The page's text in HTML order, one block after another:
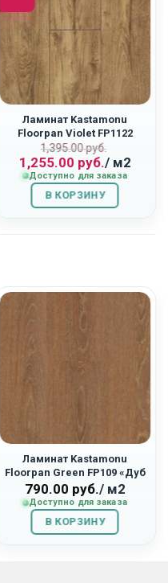
Ламинат Kastamonu
Floorpan Violet FP1122
“Дуб Союз”
1,395.00руб.
цена
составляла
1,395.00
руб..
1,255.00 руб.
Текущая
цена:
1,255.00
руб..
/ м2
Доступно для заказа
В КОРЗИНУ
Ламинат Kastamonu
Floorpan Green FP109 «Дуб
Болонья»
790.00 руб./ м2
Доступно для заказа
В КОРЗИНУ